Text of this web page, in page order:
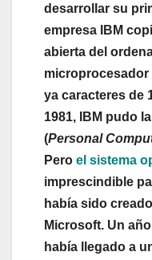
desarrollar su
empresa IBM
abierta del
microprocesador
ya caracteres de
1981, IBM pudo
(Personal
Pero el sistema
imprescindible
había sido
Microsoft. Un
había llegado a